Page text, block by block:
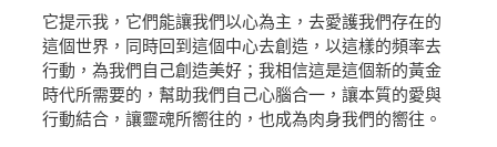
它提示我，它們能讓我們以心為主，去愛護我們存在的
這個世界，同時回到這個中心去創造，以這樣的頻率去
行動，為我們自己創造美好；我相信這是這個新的黃金
時代所需要的，幫助我們自己心腦合一，讓本質的愛與
行動結合，讓靈魂所嚮往的，也成為肉身我們的嚮往。